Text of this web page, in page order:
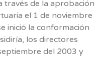
través de la aprobación
el 1 de noviembre
inició la conformación
los directores
del 2003 y